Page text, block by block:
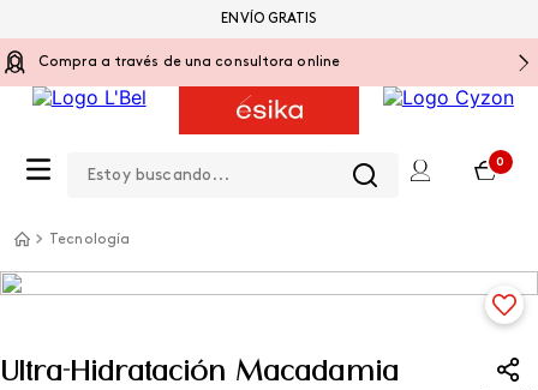
Compra a través de una consultora online
0
ENVÍO GRATIS
Tecnología
Ultra-Hidratación Macadamia